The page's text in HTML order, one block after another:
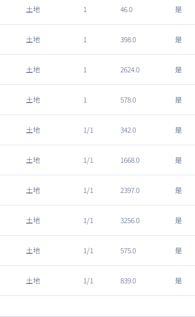
土地 1 46.0 是
土地 1 398.0 是
土地 1 2624.0 是
土地 1 578.0 是
土地 1/1 342.0 是
土地 1/1 1668.0 是
土地 1/1 2397.0 是
土地 1/1 3256.0 是
土地 1/1 575.0 是
土地 1/1 839.0 是